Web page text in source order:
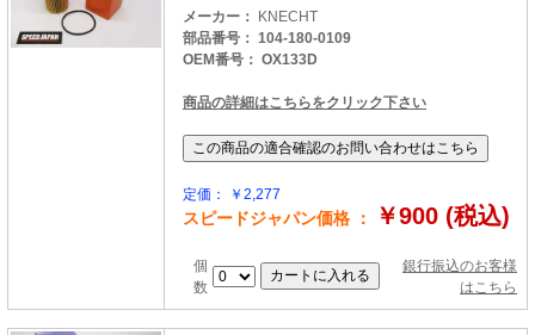
メーカー：
KNECHT
部品番号： 104-180-0109
OEM番号： OX133D
商品の詳細はこちらをクリック下さい
定価： ￥2,277
スピードジャパン価格 ： ￥900 (税込)
個
数
銀行振込のお客様
はこちら